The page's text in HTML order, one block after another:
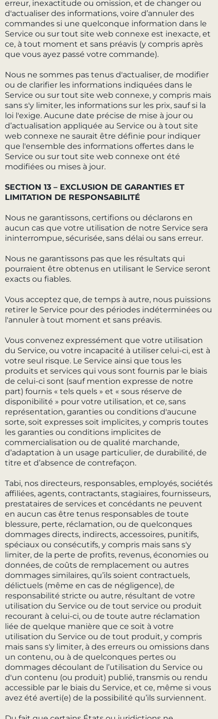
erreur, inexactitude ou omission, et de changer ou
d'actualiser des informations, voire d’annuler des
commandes si une quelconque information dans le
Service ou sur tout site web connexe est inexacte, et
ce, à tout moment et sans préavis (y compris après
que vous ayez passé votre commande).
Nous ne sommes pas tenus d'actualiser, de modifier
ou de clarifier les informations indiquées dans le
Service ou sur tout site web connexe, y compris mais
sans s'y limiter, les informations sur les prix, sauf si la
loi l'exige. Aucune date précise de mise à jour ou
d’actualisation appliquée au Service ou à tout site
web connexe ne saurait être définie pour indiquer
que l'ensemble des informations offertes dans le
Service ou sur tout site web connexe ont été
modifiées ou mises à jour.
SECTION 13 – EXCLUSION DE GARANTIES ET
LIMITATION DE RESPONSABILITÉ
Nous ne garantissons, certifions ou déclarons en
aucun cas que votre utilisation de notre Service sera
ininterrompue, sécurisée, sans délai ou sans erreur.
Nous ne garantissons pas que les résultats qui
pourraient être obtenus en utilisant le Service seront
exacts ou fiables.
Vous acceptez que, de temps à autre, nous puissions
retirer le Service pour des périodes indéterminées ou
l'annuler à tout moment et sans préavis.
Vous convenez expressément que votre utilisation
du Service, ou votre incapacité à utiliser celui-ci, est à
votre seul risque. Le Service ainsi que tous les
produits et services qui vous sont fournis par le biais
de celui-ci sont (sauf mention expresse de notre
part) fournis « tels quels » et « sous réserve de
disponibilité » pour votre utilisation, et ce, sans
représentation, garanties ou conditions d'aucune
sorte, soit expresses soit implicites, y compris toutes
les garanties ou conditions implicites de
commercialisation ou de qualité marchande,
d’adaptation à un usage particulier, de durabilité, de
titre et d’absence de contrefaçon.
Tabi, nos directeurs, responsables, employés, sociétés
affiliées, agents, contractants, stagiaires, fournisseurs,
prestataires de services et concédants ne peuvent
en aucun cas être tenus responsables de toute
blessure, perte, réclamation, ou de quelconques
dommages directs, indirects, accessoires, punitifs,
spéciaux ou consécutifs, y compris mais sans s'y
limiter, de la perte de profits, revenus, économies ou
données, de coûts de remplacement ou autres
dommages similaires, qu’ils soient contractuels,
délictuels (même en cas de négligence), de
responsabilité stricte ou autre, résultant de votre
utilisation du Service ou de tout service ou produit
recourant à celui-ci, ou de toute autre réclamation
liée de quelque manière que ce soit à votre
utilisation du Service ou de tout produit, y compris
mais sans s'y limiter, à des erreurs ou omissions dans
un contenu, ou à de quelconques pertes ou
dommages découlant de l’utilisation du Service ou
d'un contenu (ou produit) publié, transmis ou rendu
accessible par le biais du Service, et ce, même si vous
avez été averti(e) de la possibilité qu’ils surviennent.